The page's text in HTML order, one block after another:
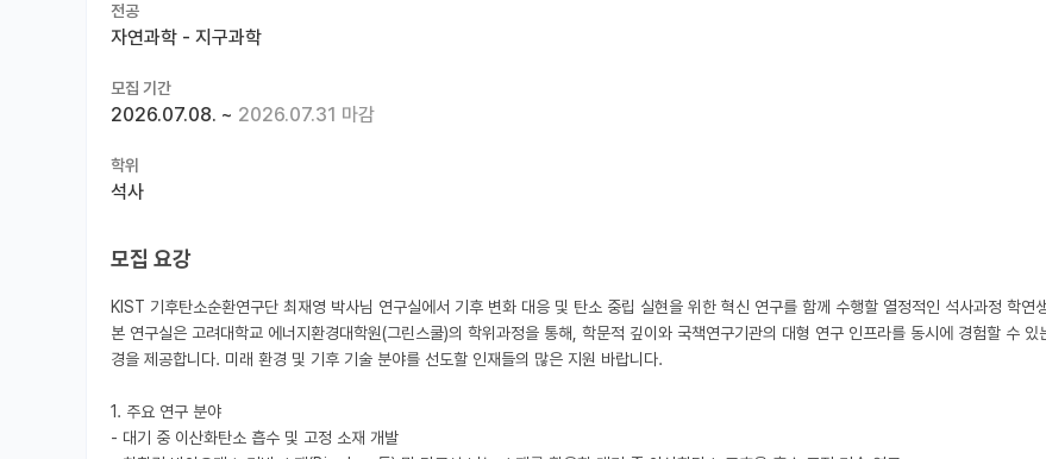
전공
자연과학 - 지구과학
모집 기간
2026.07.08. ~ 2026.07.31 마감
학위
석사
모집 요강
KIST 기후탄소순환연구단 최재영 박사님 연구실에서 기후 변화 대응 및 탄소 중립 실현을 위한 혁신 연구를 함께 수행할 열정적인 석사과정 학연
본 연구실은 고려대학교 에너지환경대학원(그린스쿨)의 학위과정을 통해, 학문적 깊이와 국책연구기관의 대형 연구 인프라를 동시에 경험할 수 있
경을 제공합니다. 미래 환경 및 기후 기술 분야를 선도할 인재들의 많은 지원 바랍니다.
1. 주요 연구 분야
- 대기 중 이산화탄소 흡수 및 고정 소재 개발